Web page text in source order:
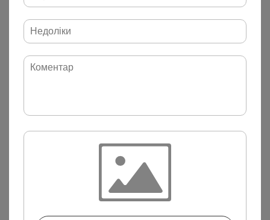
Матеріал внутрішній: Мехшерсть
Матеріал зовнішній: Замша
Тип застібки:
Розміри чоловічі: 39, 40, 41